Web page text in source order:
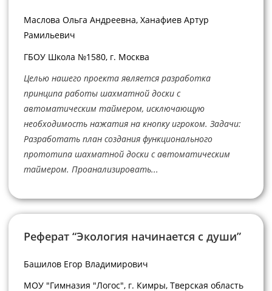
Маслова Ольга Андреевна, Ханафиев Артур
Рамильевич
ГБОУ Школа №1580, г. Москва
Целью нашего проекта является разработка
принципа работы шахматной доски с
автоматическим таймером, исключающую
необходимость нажатия на кнопку игроком. Задачи:
Разработать план создания функционального
прототипа шахматной доски с автоматическим
таймером. Проанализировать...
Реферат “Экология начинается с души”
Башилов Егор Владимирович
МОУ "Гимназия "Логос", г. Кимры, Тверская область